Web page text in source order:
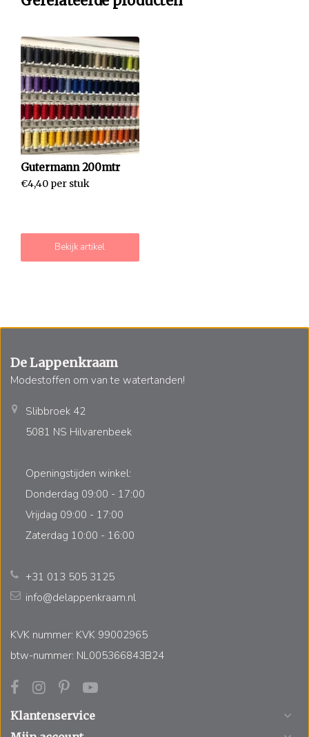
Gutermann 200mtr
€4,40 per stuk
Bekijk artikel
De Lappenkraam
Modestoffen om van te watertanden!
Slibbroek 42
5081 NS Hilvarenbeek
Openingstijden winkel:
Donderdag 09:00 - 17:00
Vrijdag 09:00 - 17:00
Zaterdag 10:00 - 16:00
+31 013 505 3125
info@delappenkraam.nl
KVK nummer: KVK 99002965
btw-nummer: NL005366843B24
Klantenservice